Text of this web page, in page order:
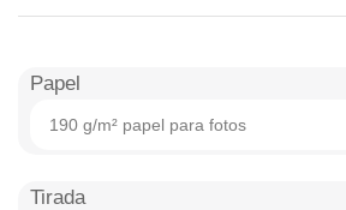
Papel
190 g/m² papel para fotos
Tirada